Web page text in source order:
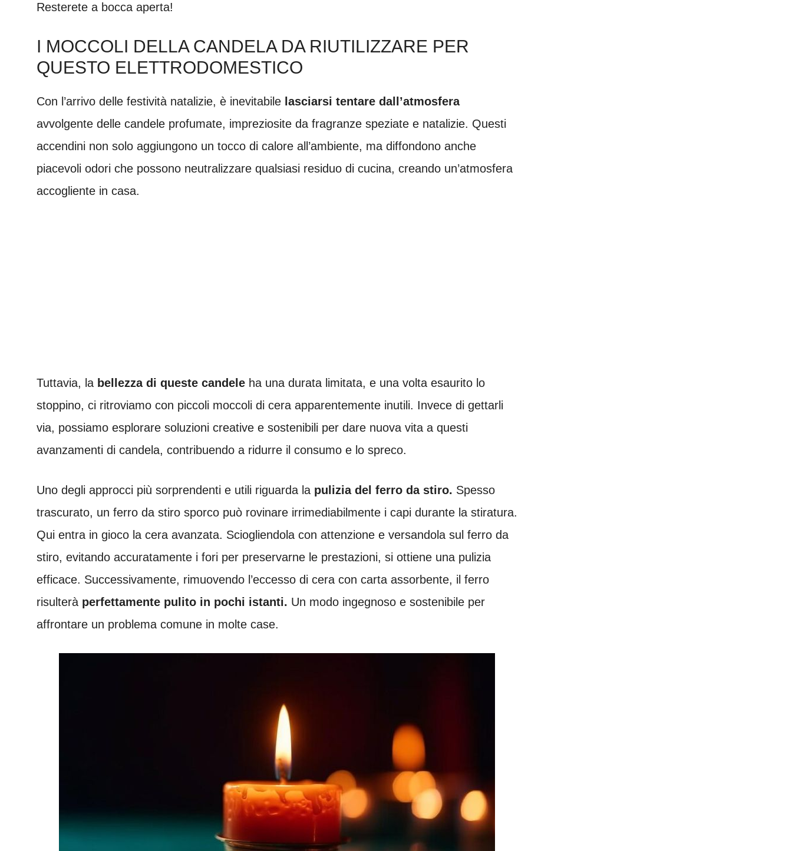
Resterete a bocca aperta!
I MOCCOLI DELLA CANDELA DA RIUTILIZZARE PER
QUESTO ELETTRODOMESTICO
Con l’arrivo delle festività natalizie, è inevitabile lasciarsi tentare dall’atmosfera
avvolgente delle candele profumate, impreziosite da fragranze speziate e natalizie. Questi
accendini non solo aggiungono un tocco di calore all’ambiente, ma diffondono anche
piacevoli odori che possono neutralizzare qualsiasi residuo di cucina, creando un’atmosfera
accogliente in casa.
Tuttavia, la bellezza di queste candele ha una durata limitata, e una volta esaurito lo
stoppino, ci ritroviamo con piccoli moccoli di cera apparentemente inutili. Invece di gettarli
via, possiamo esplorare soluzioni creative e sostenibili per dare nuova vita a questi
avanzamenti di candela, contribuendo a ridurre il consumo e lo spreco.
Uno degli approcci più sorprendenti e utili riguarda la pulizia del ferro da stiro. Spesso
trascurato, un ferro da stiro sporco può rovinare irrimediabilmente i capi durante la stiratura.
Qui entra in gioco la cera avanzata. Sciogliendola con attenzione e versandola sul ferro da
stiro, evitando accuratamente i fori per preservarne le prestazioni, si ottiene una pulizia
efficace. Successivamente, rimuovendo l’eccesso di cera con carta assorbente, il ferro
risulterà perfettamente pulito in pochi istanti. Un modo ingegnoso e sostenibile per
affrontare un problema comune in molte case.